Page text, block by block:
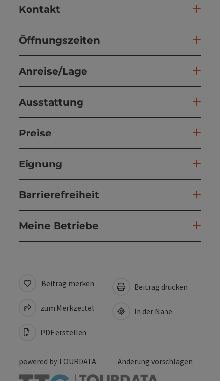
Kontakt
Öffnungszeiten
Anreise/Lage
Ausstattung
Preise
Eignung
Barrierefreiheit
Meine Betriebe
Beitrag merken
zum Merkzettel
PDF erstellen
Beitrag drucken
In der Nähe
powered by TOURDATA Änderung vorschlagen